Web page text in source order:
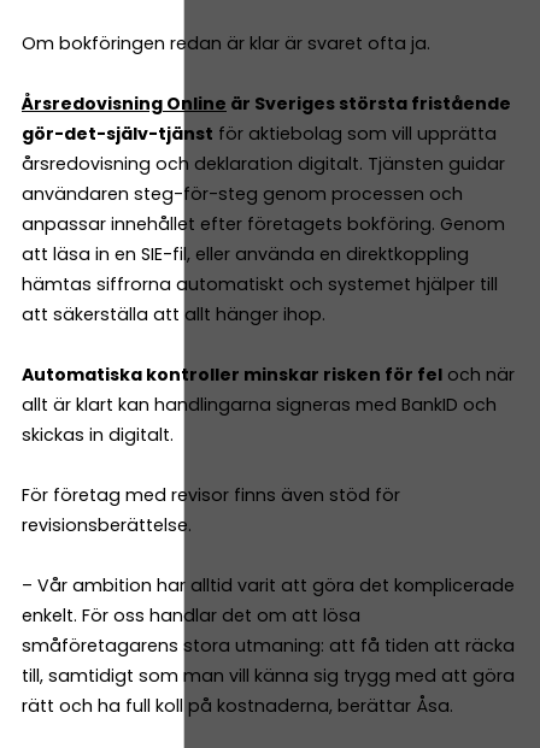
Om bokföringen redan är klar är svaret ofta ja.
Årsredovisning Online är Sveriges största fristående
gör-det-själv-tjänst för aktiebolag som vill upprätta
årsredovisning och deklaration digitalt. Tjänsten guidar
användaren steg-för-steg genom processen och
anpassar innehållet efter företagets bokföring. Genom
att läsa in en SIE-fil, eller använda en direktkoppling
hämtas siffrorna automatiskt och systemet hjälper till
att säkerställa att allt hänger ihop.
Automatiska kontroller minskar risken för fel och när
allt är klart kan handlingarna signeras med BankID och
skickas in digitalt.
För företag med revisor finns även stöd för
revisionsberättelse.
– Vår ambition har alltid varit att göra det komplicerade
enkelt. För oss handlar det om att lösa
småföretagarens stora utmaning: att få tiden att räcka
till, samtidigt som man vill känna sig trygg med att göra
rätt och ha full koll på kostnaderna, berättar Åsa.